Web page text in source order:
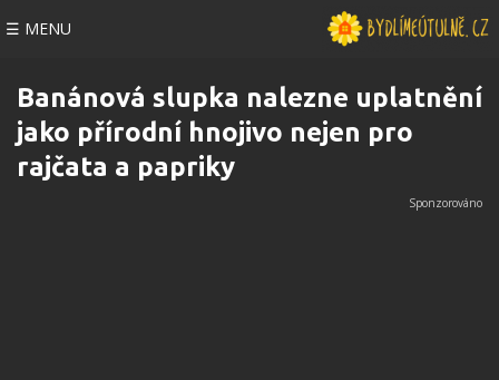
☰ MENU
Banánová slupka nalezne uplatnění
jako přírodní hnojivo nejen pro
rajčata a papriky